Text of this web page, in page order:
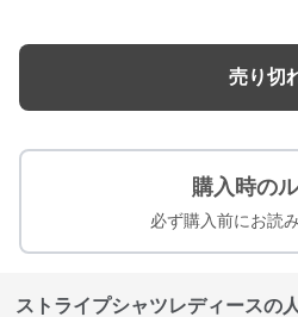
売り切
購入時の
必ず購入前にお読
ストライプシャツレディースの